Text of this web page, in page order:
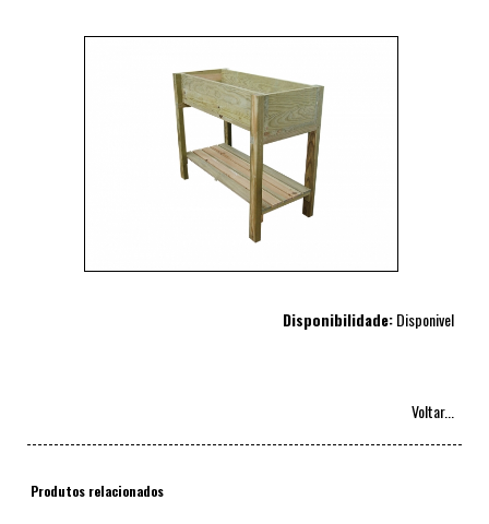
Disponibilidade:Disponivel
Voltar...
Produtos relacionados